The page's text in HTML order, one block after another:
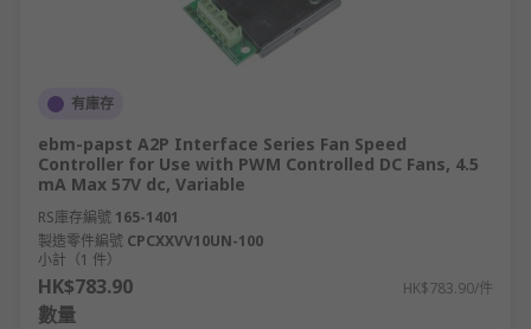
有庫存
ebm-papst A2P Interface Series Fan Speed
Controller for Use with PWM Controlled DC Fans, 4.5
mA Max 57V dc, Variable
RS庫存編號 165-1401
製造零件編號 CPCXXVV10UN-100
小計（1 件）
HK$783.90 HK$783.90/件
數量